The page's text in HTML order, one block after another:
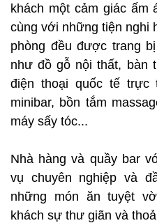
khách một cảm giác ấm
cùng với những tiện nghi
phòng đều được trang
như đồ gỗ nội thất, bàn
điện thoại quốc tế trực
minibar, bồn tắm
máy sấy tóc...
Nhà hàng và quầy bar
vụ chuyên nghiệp và
những món ăn tuyệt
khách sự thư giãn và